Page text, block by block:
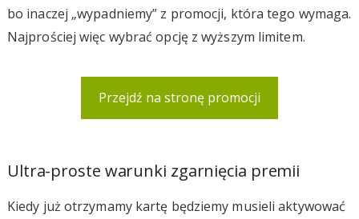
bo inaczej „wypadniemy” z promocji, która tego wymaga.
Najprościej więc wybrać opcję z wyższym limitem.
Przejdź na stronę promocji
Ultra-proste warunki zgarnięcia premii
Kiedy już otrzymamy kartę będziemy musieli aktywować